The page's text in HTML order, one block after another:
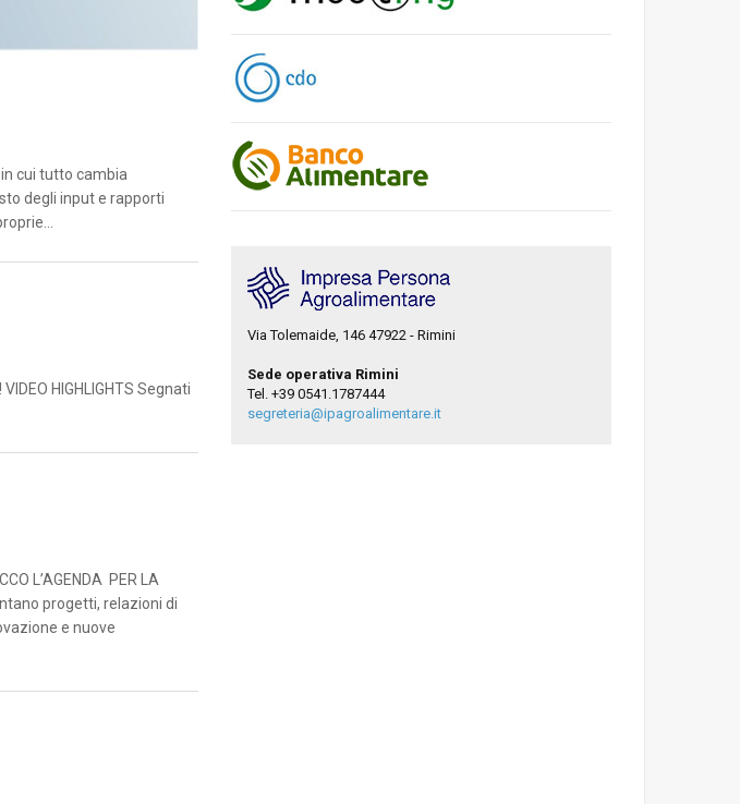
in cui tutto cambia
degli input e rapporti
HIGHLIGHTS Segnati
L’AGENDA PER LA
progetti, relazioni di
e nuove
Via Tolemaide, 146 47922 - Rimini
Sede operativa Rimini
Tel. +39 0541.1787444
segreteria@ipagroalimentare.it